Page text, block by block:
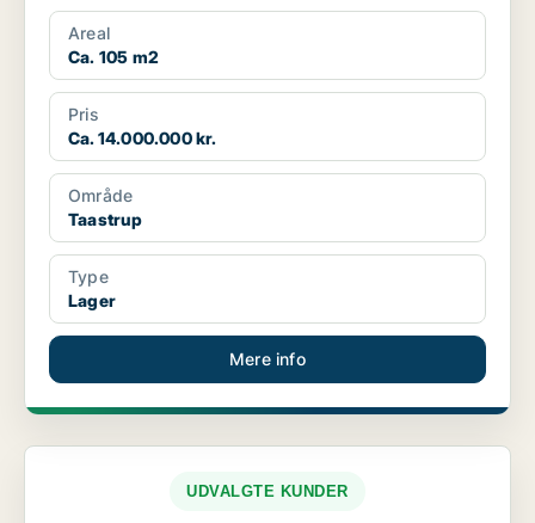
Areal
Ca. 105 m2
Pris
Ca. 14.000.000 kr.
Område
Taastrup
Type
Lager
Mere info
UDVALGTE KUNDER